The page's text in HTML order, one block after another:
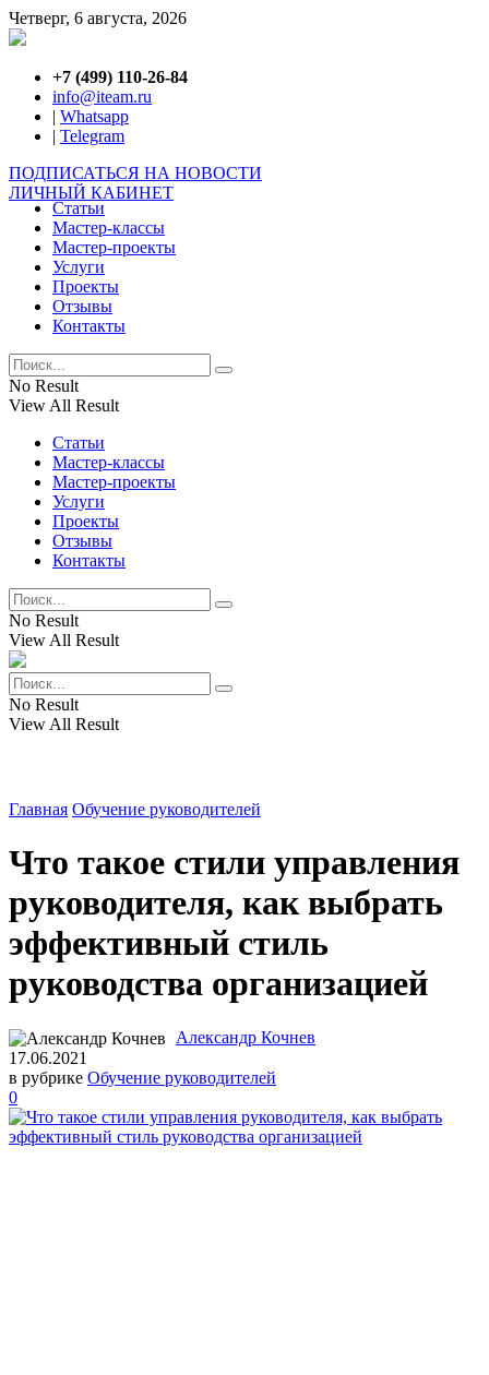
Четверг, 6 августа, 2026
+7 (499) 110-26-84
info@iteam.ru
| Whatsapp
| Telegram
ПОДПИСАТЬСЯ НА НОВОСТИ
ЛИЧНЫЙ КАБИНЕТ
Статьи
Мастер-классы
Мастер-проекты
Услуги
Проекты
Отзывы
Контакты
No Result
View All Result
Статьи
Мастер-классы
Мастер-проекты
Услуги
Проекты
Отзывы
Контакты
No Result
View All Result
No Result
View All Result
Главная Обучение руководителей
Что такое стили управления
руководителя, как выбрать
эффективный стиль
руководства организацией
Александр Кочнев
17.06.2021
в рубрике Обучение руководителей
0